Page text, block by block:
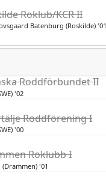
Roklub/KCR II
Batenburg (Roskilde) '01
Roddförbundet II
'02
Roddförening I
'00
Roklubb I
'01